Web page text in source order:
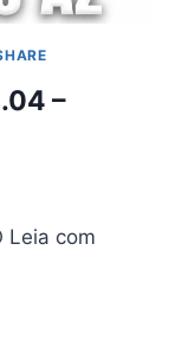
–
Leia com